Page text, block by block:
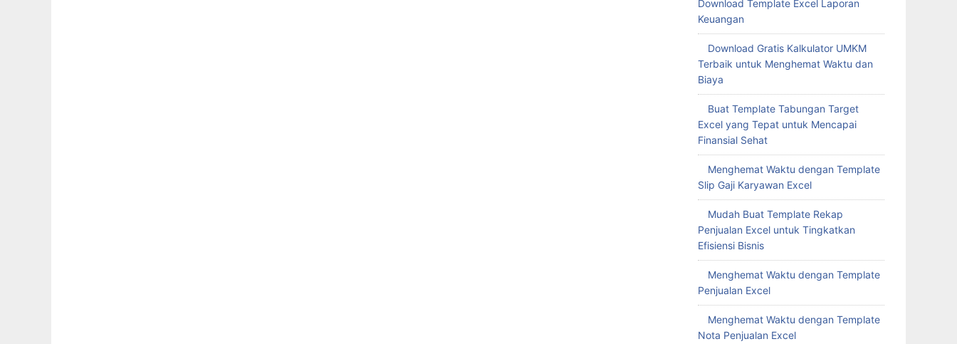
Download Template Excel Laporan
Keuangan
Download Gratis Kalkulator UMKM
Terbaik untuk Menghemat Waktu dan
Biaya
Buat Template Tabungan Target
Excel yang Tepat untuk Mencapai
Finansial Sehat
Menghemat Waktu dengan Template
Slip Gaji Karyawan Excel
Mudah Buat Template Rekap
Penjualan Excel untuk Tingkatkan
Efisiensi Bisnis
Menghemat Waktu dengan Template
Penjualan Excel
Menghemat Waktu dengan Template
Nota Penjualan Excel